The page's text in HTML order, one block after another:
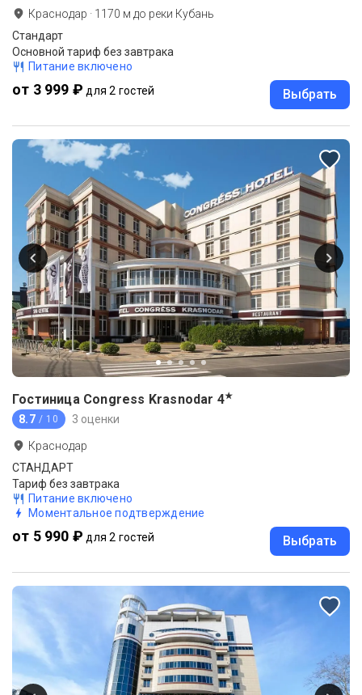
Краснодар · 1170 м до реки Кубань
Стандарт
Основной тариф без завтрака
Питание включено
от 3 999 ₽ для 2 гостей Выбрать
Гостиница Congress Krasnodar 4★
8.7 / 10 3 оценки
Краснодар
СТАНДАРТ
Тариф без завтрака
Питание включено
Моментальное подтверждение
от 5 990 ₽ для 2 гостей Выбрать